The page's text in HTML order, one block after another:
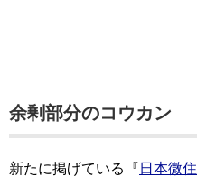
余剰部分のコウカン
新たに掲げている『 日本微